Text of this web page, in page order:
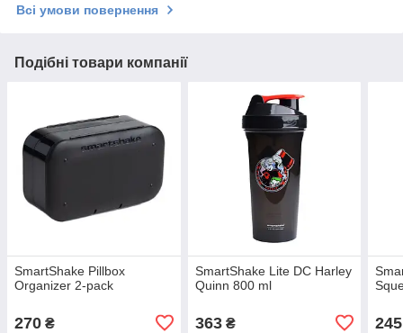
Всі умови повернення
Подібні товари компанії
SmartShake Pillbox
Organizer 2-pack
270 ₴
SmartShake Lite DC Harley
Quinn 800 ml
363₴ 245